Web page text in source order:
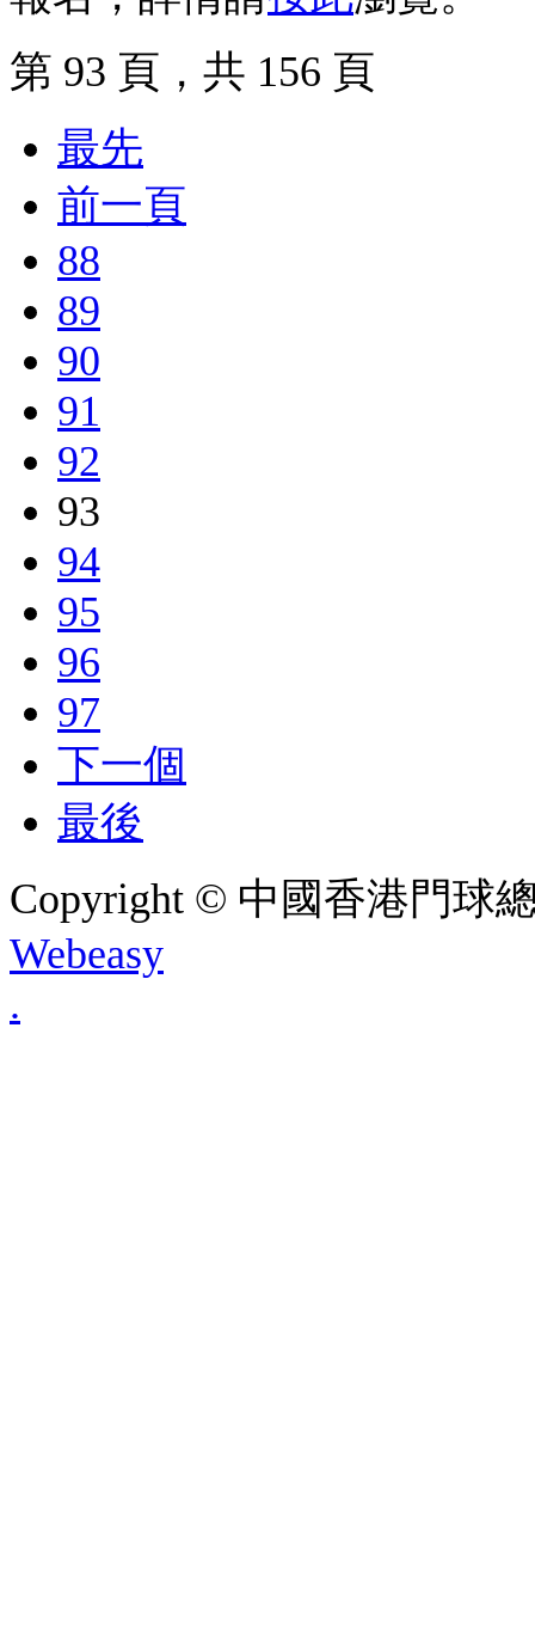
第 93 頁，共 156 頁
最先
前一頁
88
89
90
91
92
93
94
95
96
97
下一個
最後
Copyright © 中國香港門球
Webeasy
.